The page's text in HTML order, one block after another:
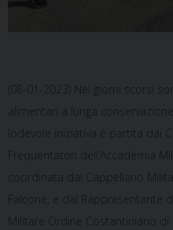
(08-01-2023) Nei giorni scorsi
alimentari a lunga
lodevole iniziativa è partita dai
Frequentatori dell’Accademia
coordinata dal Cappellano
Falcone, e dal Rappresentante
Militare Ordine Costantiniano di